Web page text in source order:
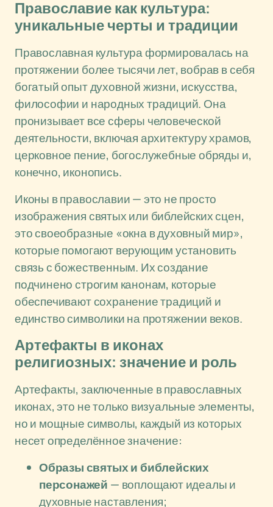
Православие как культура:
уникальные черты и традиции
Православная культура формировалась на
протяжении более тысячи лет, вобрав в себя
богатый опыт духовной жизни, искусства,
философии и народных традиций. Она
пронизывает все сферы человеческой
деятельности, включая архитектуру храмов,
церковное пение, богослужебные обряды и,
конечно, иконопись.
Иконы в православии — это не просто
изображения святых или библейских сцен,
это своеобразные «окна в духовный мир»,
которые помогают верующим установить
связь с божественным. Их создание
подчинено строгим канонам, которые
обеспечивают сохранение традиций и
единство символики на протяжении веков.
Артефакты в иконах
религиозных: значение и роль
Артефакты, заключенные в православных
иконах, это не только визуальные элементы,
но и мощные символы, каждый из которых
несет определённое значение:
Образы святых и библейских
персонажей — воплощают идеалы и
духовные наставления;